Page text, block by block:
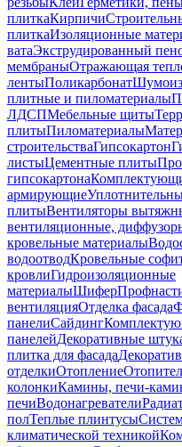
плиткаКирпичи
плиткаИзоляционные
ватаЭкструдированный
мембраныОтражающая
лентыПоликарбонат
плитные и пиломатериалы
ЛДСПМебельные щиты
плитыПиломатериалы
строительстваГипсокартон
листыЦементные плиты
гипсокартона
армирующие
плитыВентиляторы
вентиляционные,
кровельные материалы
водоотводКровельные
кровлиГидроизоляционные
материалыШифер
вентиляцияОтделка фасада
панелиСайдинг
панелейДекоративные
плитка для фасада
отделкиОтопление
колонкиКамины, печи-
печиВодонагреватели
полТеплые плинтусы
климатической техникой